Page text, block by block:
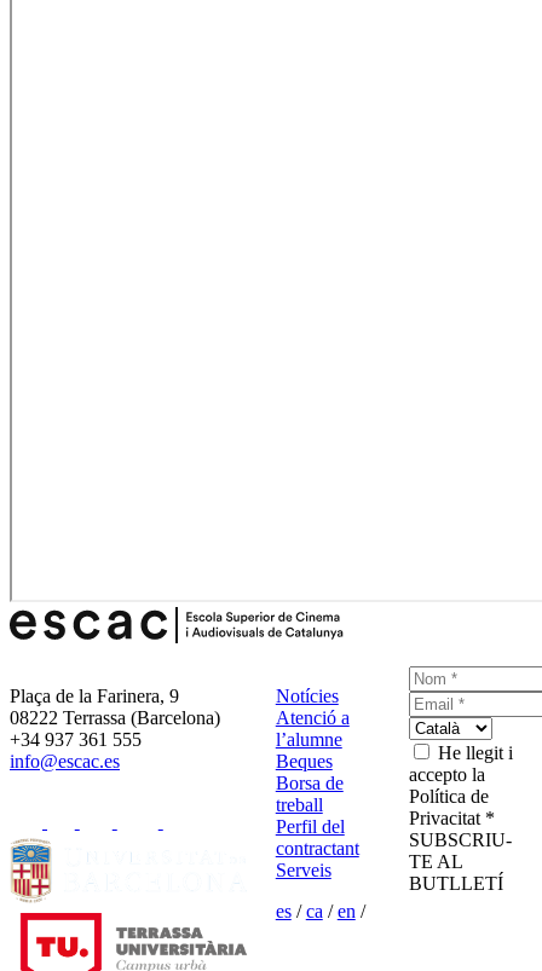
Plaça de la Farinera, 9
08222 Terrassa (Barcelona)
+34 937 361 555
info@escac.es
Notícies
Atenció a
l’alumne
Beques
Borsa de
treball
Perfil del
contractant
Serveis
es/ca /en /
He llegit i
accepto la
Política de
Privacitat *
SUBSCRIU-
TE AL
BUTLLETÍ